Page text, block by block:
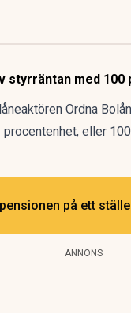
styrräntan med
Ordna Bolån
eller
på ett
ANNONS